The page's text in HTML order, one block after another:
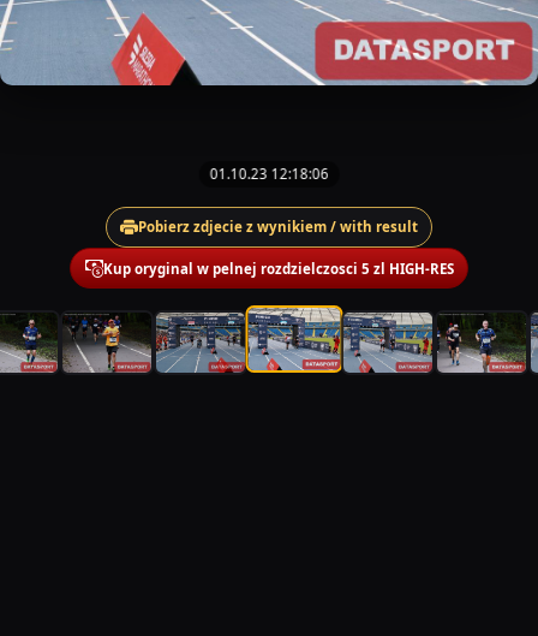
01.10.23 12:18:06
Pobierz zdjecie z wynikiem / with result
Kup oryginal w pelnej rozdzielczosci 5 zl HIGH-RES